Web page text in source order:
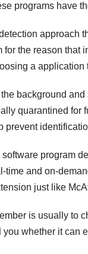
programs have
approach
the reason that
a application
background
quarantined for
prevent
program
time and on-
just like
is usually to
whether it can